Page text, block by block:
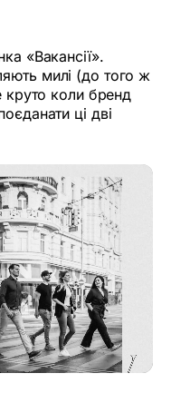
«Вакансії».
милі (до того ж
круто коли бренд
ці дві